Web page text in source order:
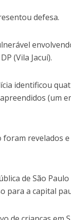
defesa.
(Vila Jacuí).
identificou
(um
foram revelados
de São
para a capital